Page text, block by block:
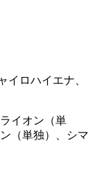
ロハイエナ、
イオン（単
（単独）、シマ